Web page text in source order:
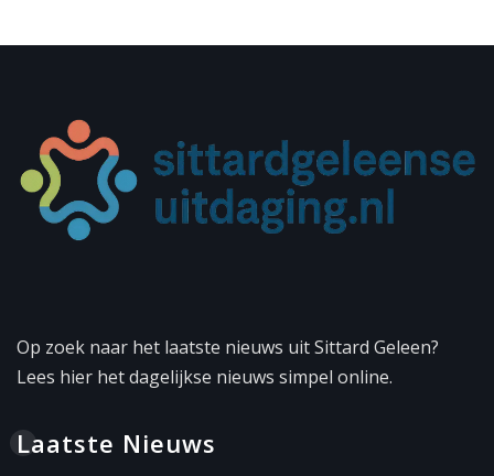
Op zoek naar het laatste nieuws uit Sittard Geleen?
Lees hier het dagelijkse nieuws simpel online.
Laatste Nieuws